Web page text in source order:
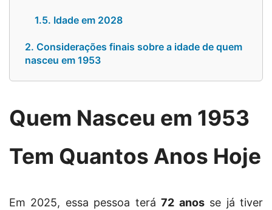
1.5. Idade em 2028
2. Considerações finais sobre a idade de quem
nasceu em 1953
Quem Nasceu em 1953
Tem Quantos Anos Hoje
Em 2025, essa pessoa terá72 anosse já tiver